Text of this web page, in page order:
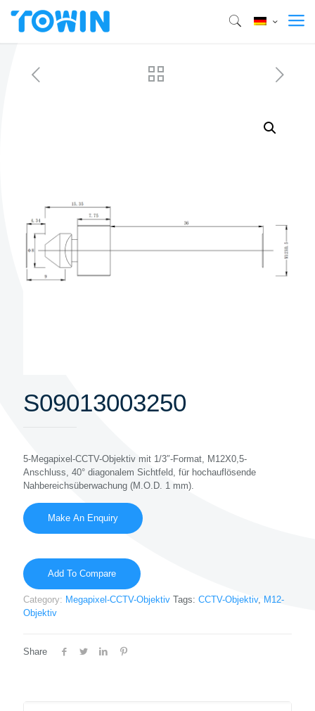
S09013003250
5-Megapixel-CCTV-Objektiv mit 1/3″-Format, M12X0,5-
Anschluss, 40° diagonalem Sichtfeld, für hochauflösende
Nahbereichsüberwachung (M.O.D. 1 mm).
Add To Compare
Category: Megapixel-CCTV-Objektiv Tags: CCTV-Objektiv, M12-
Objektiv
Share